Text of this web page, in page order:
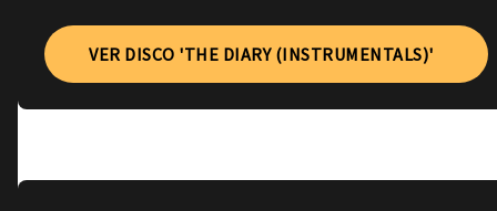
VER DISCO 'THE DIARY (INSTRUMENTALS)'